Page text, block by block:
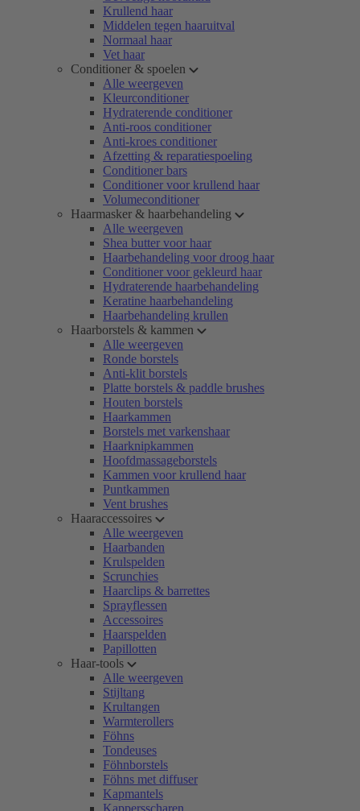
Krullend haar
Middelen tegen haaruitval
Normaal haar
Vet haar
Conditioner & spoelen
Alle weergeven
Kleurconditioner
Hydraterende conditioner
Anti-roos conditioner
Anti-kroes conditioner
Afzetting & reparatiespoeling
Conditioner bars
Conditioner voor krullend haar
Volumeconditioner
Haarmasker & haarbehandeling
Alle weergeven
Shea butter voor haar
Haarbehandeling voor droog haar
Conditioner voor gekleurd haar
Hydraterende haarbehandeling
Keratine haarbehandeling
Haarbehandeling krullen
Haarborstels & kammen
Alle weergeven
Ronde borstels
Anti-klit borstels
Platte borstels & paddle brushes
Houten borstels
Haarkammen
Borstels met varkenshaar
Haarknipkammen
Hoofdmassageborstels
Kammen voor krullend haar
Puntkammen
Vent brushes
Haaraccessoires
Alle weergeven
Haarbanden
Krulspelden
Scrunchies
Haarclips & barrettes
Sprayflessen
Accessoires
Haarspelden
Papillotten
Haar-tools
Alle weergeven
Stijltang
Krultangen
Warmterollers
Föhns
Tondeuses
Föhnborstels
Föhns met diffuser
Kapmantels
Kappersscharen